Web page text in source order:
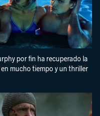
por fin ha recuperado la
mucho tiempo y un thriller